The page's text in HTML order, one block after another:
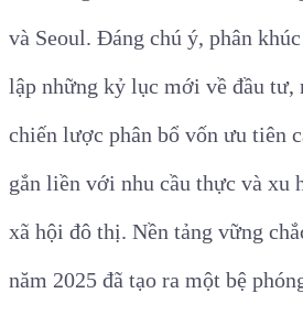
và Seoul. Đáng chú ý, phân
lập những kỷ lục mới về đầu tư,
chiến lược phân bổ vốn ưu tiên
gắn liền với nhu cầu thực và xu
xã hội đô thị. Nền tảng vững
năm 2025 đã tạo ra một bệ